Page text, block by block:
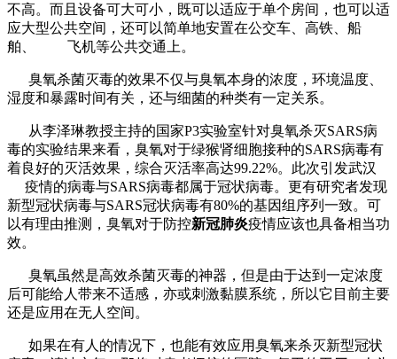
不高。而且设备可大可小，既可以适应于单个房间，也可以适
应大型公共空间，还可以简单地安置在公交车、高铁、船
舶、 飞机等公共交通上。
臭氧杀菌灭毒的效果不仅与臭氧本身的浓度，环境温度、
湿度和暴露时间有关，还与细菌的种类有一定关系。
从李泽琳教授主持的国家P3实验室针对臭氧杀灭SARS病
毒的实验结果来看，臭氧对于绿猴肾细胞接种的SARS病毒有
着良好的灭活效果，综合灭活率高达99.22%。此次引发武汉
疫情的病毒与SARS病毒都属于冠状病毒。更有研究者发现
新型冠状病毒与SARS冠状病毒有80%的基因组序列一致。可
以有理由推测，臭氧对于防控新冠肺炎疫情应该也具备相当功
效。
臭氧虽然是高效杀菌灭毒的神器，但是由于达到一定浓度
后可能给人带来不适感，亦或刺激黏膜系统，所以它目前主要
还是应用在无人空间。
如果在有人的情况下，也能有效应用臭氧来杀灭新型冠状